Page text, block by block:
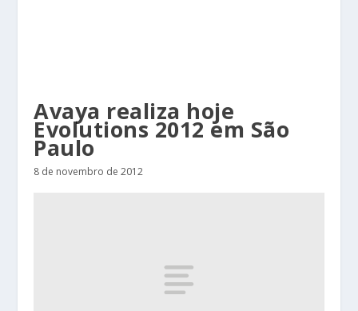
Avaya realiza hoje
Evolutions 2012 em São
Paulo
8 de novembro de 2012